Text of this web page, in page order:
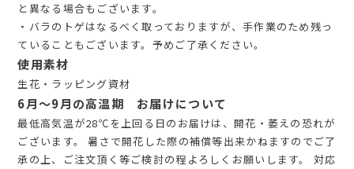
と異なる場合もございます。
・バラのトゲはなるべく取っておりますが、手作業のため残っ
ていることもございます。予めご了承ください。
使用素材
生花・ラッピング資材
6月～9月の高温期 お届けについて
最低高気温が28℃を上回る日のお届けは、開花・萎えの恐れが
ございます。 暑さで開花した際の補償等出来かねますのでご了
承の上、ご注文頂く等ご検討の程よろしくお願いします。 対応